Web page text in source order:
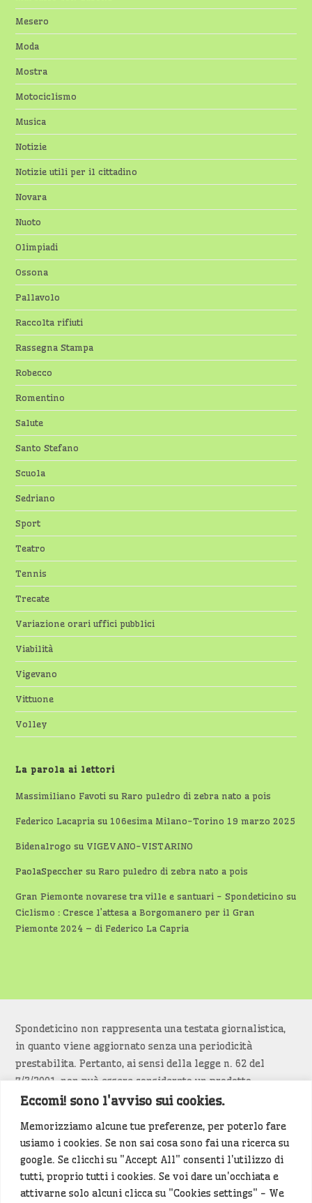
Eccomi! sono l'avviso sui cookies.
Memorizziamo alcune tue preferenze, per poterlo fare
usiamo i cookies. Se non sai cosa sono fai una ricerca su
google. Se clicchi su "Accept All" consenti l'utilizzo di
tutti, proprio tutti i cookies. Se voi dare un'occhiata e
attivarne solo alcuni clicca su "Cookies settings" - We
Mesero
Moda
Mostra
Motociclismo
Musica
Notizie
Notizie utili per il cittadino
Novara
Nuoto
Olimpiadi
Ossona
Pallavolo
Raccolta rifiuti
Rassegna Stampa
Robecco
Romentino
Salute
Santo Stefano
Scuola
Sedriano
Sport
Teatro
Tennis
Trecate
Variazione orari uffici pubblici
Viabilità
Vigevano
Vittuone
Volley
La parola ai lettori
Massimiliano Favoti suRaro puledro di zebra nato a pois
Federico Lacapria su 106esima Milano-Torino 19 marzo 2025
Bidenalrogo su VIGEVANO-VISTARINO
PaolaSpeccher suRaro puledro di zebra nato a pois
Gran Piemonte novarese tra ville e santuari - Spondeticino su
Ciclismo : Cresce l’attesa a Borgomanero per il Gran
Piemonte 2024 – di Federico La Capria
Spondeticino non rappresenta una testata giornalistica,
in quanto viene aggiornato senza una periodicità
prestabilita. Pertanto, ai sensi della legge n. 62 del
7/3/2001, non può essere considerato un prodotto
editoriale.
Siamo attenti a non violare copyright e diritti
d’immagine. Se un contenuto è di tua proprietà e vuoi
richiederne la rimozionediccelo(<- clicca per inviarci un
messaggio).